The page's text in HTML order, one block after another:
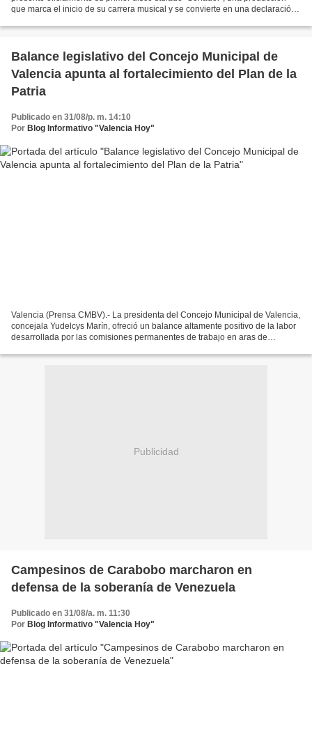
que marca el inicio de su carrera musical y se convierte en una declaración
Balance legislativo del Concejo Municipal de
Valencia apunta al fortalecimiento del Plan de la
Patria
Publicado en 31/08/p. m. 14:10
Por Blog Informativo "Valencia Hoy"
Valencia (Prensa CMBV).- La presidenta del Concejo Municipal de Valencia,
concejala Yudelcys Marín, ofreció un balance altamente positivo de la labor
desarrollada por las comisiones permanentes de trabajo en aras de
Publicidad
Campesinos de Carabobo marcharon en
defensa de la soberanía de Venezuela
Publicado en 31/08/a. m. 11:30
Por Blog Informativo "Valencia Hoy"